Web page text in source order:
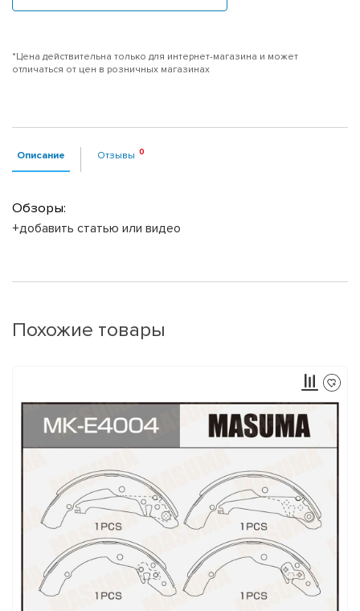
*Цена действительна только для интернет-магазина и может
отличаться от цен в розничных магазинах
Описание Отзывы
Обзоры:
+добавить статью или видео
Похожие товары